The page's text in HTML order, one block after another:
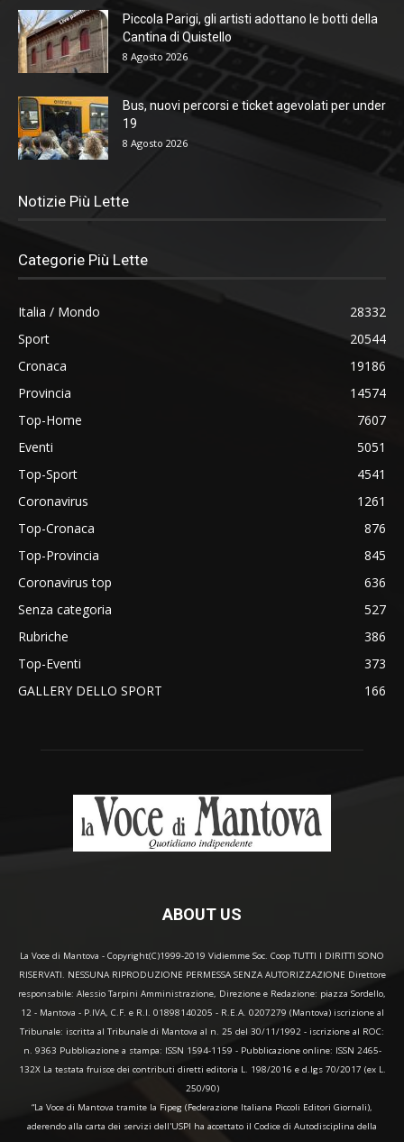
Piccola Parigi, gli artisti adottano le botti della
Cantina di Quistello
8 Agosto 2026
Bus, nuovi percorsi e ticket agevolati per under
19
8 Agosto 2026
Notizie Più Lette
Categorie Più Lette
Italia / Mondo
28332
Sport
20544
Cronaca
19186
Provincia
14574
Top-Home
7607
Eventi
5051
Top-Sport
4541
Coronavirus
1261
Top-Cronaca
876
Top-Provincia
845
Coronavirus top
636
Senza categoria
527
Rubriche
386
Top-Eventi
373
GALLERY DELLO SPORT
166
ABOUT US
La Voce di Mantova - Copyright(C)1999-2019 Vidiemme Soc. Coop TUTTI I DIRITTI SONO
RISERVATI. NESSUNA RIPRODUZIONE PERMESSA SENZA AUTORIZZAZIONE Direttore
responsabile: Alessio Tarpini Amministrazione, Direzione e Redazione: piazza Sordello,
12 - Mantova - P.IVA, C.F. e R.I. 01898140205 - R.E.A. 0207279 (Mantova) iscrizione al
Tribunale: iscritta al Tribunale di Mantova al n. 25 del 30/11/1992 - iscrizione al ROC:
n. 9363 Pubblicazione a stampa: ISSN 1594-1159 - Pubblicazione online: ISSN 2465-
132X La testata fruisce dei contributi diretti editoria L. 198/2016 e d.lgs 70/2017 (ex L.
250/90)
“La Voce di Mantova tramite la Fipeg (Federazione Italiana Piccoli Editori Giornali),
aderendo alla carta dei servizi dell'USPI ha accettato il Codice di Autodisciplina della